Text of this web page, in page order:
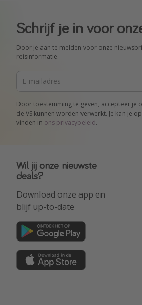
Schrijf je in voor
Door je aan te melden voor onze
reisinformatie.
Door toestemming te geven, accepteer je
de VS kunnen worden verwerkt. Je kan je
vinden in ons privacybeleid.
Wil jij onze nieuwste
deals?
Download onze app en
blijf up-to-date